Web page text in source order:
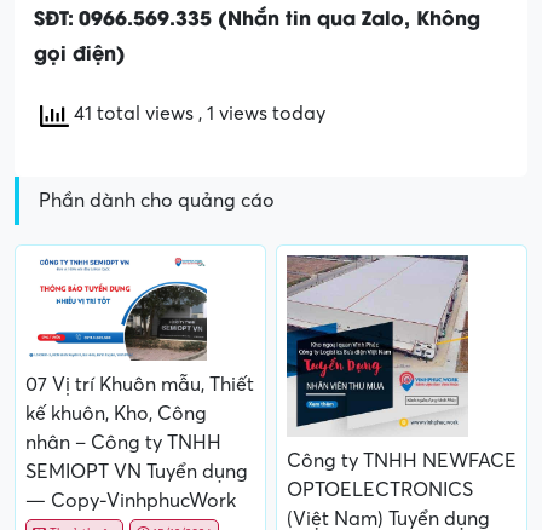
SĐT: 0966.569.335 (Nhắn tin qua Zalo, Không
gọi điện)
41 total views , 1 views today
Phần dành cho quảng cáo
07 Vị trí Khuôn mẫu, Thiết
kế khuôn, Kho, Công
nhân – Công ty TNHH
SEMIOPT VN Tuyển dụng
— Copy-VinhphucWork
Công ty TNHH NEWFACE
OPTOELECTRONICS
(Việt Nam) Tuyển dụng